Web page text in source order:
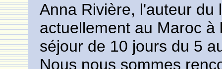
Anna Rivière, l'auteur du
actuellement au Maroc
séjour de 10 jours du 5
Nous nous sommes